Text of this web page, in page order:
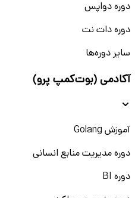
دوره دواپس
دوره دات نت
سایر دوره‌ها
آکادمی (بوت‌کمپ پرو)
آموزش Golang
دوره مدیریت منابع انسانی
دوره BI